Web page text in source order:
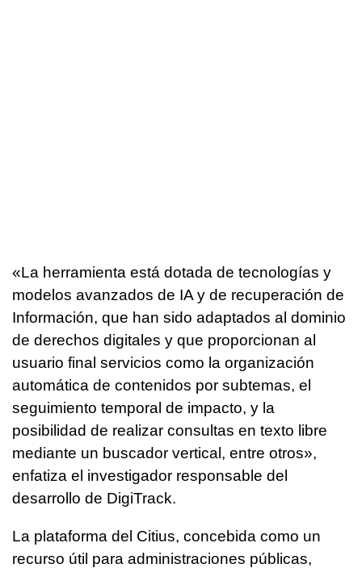
«La herramienta está dotada de tecnologías y
modelos avanzados de IA y de recuperación de
Información, que han sido adaptados al dominio
de derechos digitales y que proporcionan al
usuario final servicios como la organización
automática de contenidos por subtemas, el
seguimiento temporal de impacto, y la
posibilidad de realizar consultas en texto libre
mediante un buscador vertical, entre otros»,
enfatiza el investigador responsable del
desarrollo de DigiTrack.
La plataforma del Citius, concebida como un
recurso útil para administraciones públicas,